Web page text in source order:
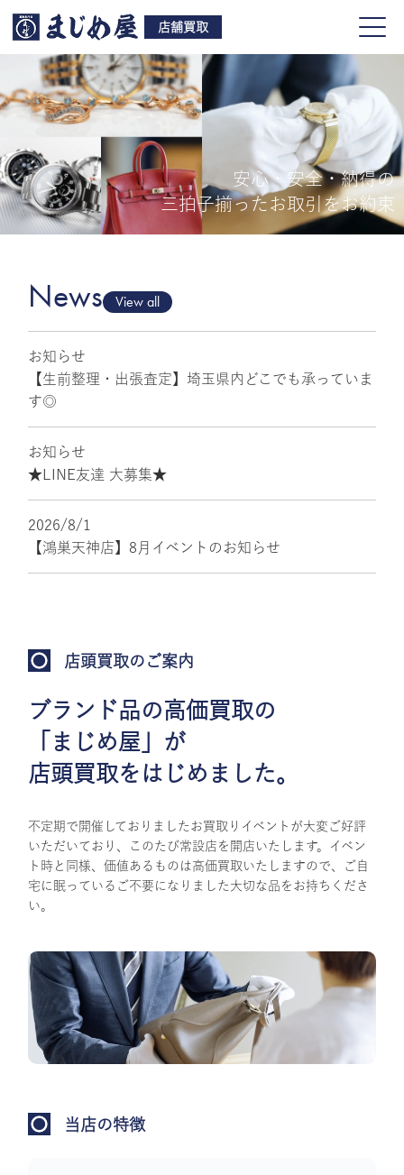
店舗買取
買取品目
店舗一覧
安心・安全・納得の
三拍子揃ったお取引をお約束
News View all
お知らせ
【生前整理・出張査定】埼玉県内どこでも承っていま
す◎
お知らせ
★LINE友達 大募集★
2026/8/1
【鴻巣天神店】8月イベントのお知らせ
店頭買取のご案内
ブランド品の高価買取の
「まじめ屋」が
店頭買取をはじめました。
不定期で開催しておりましたお買取りイベントが大変ご好評
いただいており、このたび常設店を開店いたします。イベン
ト時と同様、価値あるものは高価買取いたしますので、ご自
宅に眠っているご不要になりました大切な品をお持ちくださ
い。
当店の特徴